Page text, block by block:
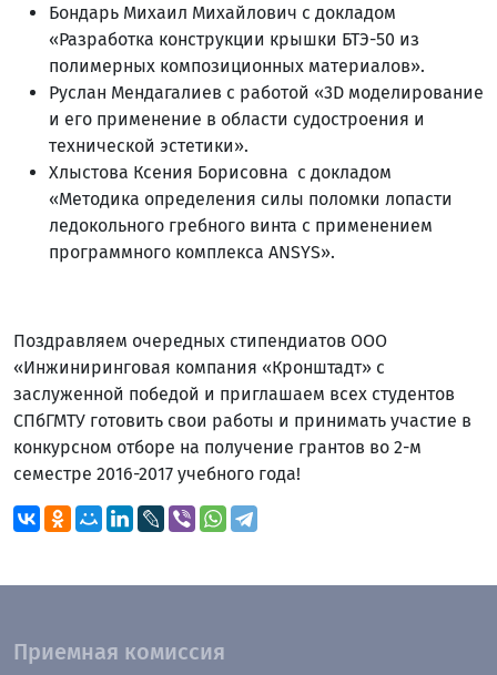
Бондарь Михаил Михайлович с докладом
«Разработка конструкции крышки БТЭ-50 из
полимерных композиционных материалов».
Руслан Мендагалиев с работой «3D моделирование
и его применение в области судостроения и
технической эстетики».
Хлыстова Ксения Борисовна с докладом
«Методика определения силы поломки лопасти
ледокольного гребного винта с применением
программного комплекса ANSYS».
Поздравляем очередных стипендиатов ООО
«Инжиниринговая компания «Кронштадт» с
заслуженной победой и приглашаем всех студентов
СПбГМТУ готовить свои работы и принимать участие в
конкурсном отборе на получение грантов во 2-м
семестре 2016-2017 учебного года!
Приемная комиссия